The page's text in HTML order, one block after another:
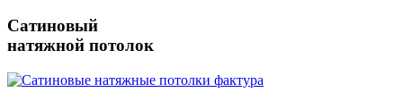
Сатиновый
натяжной потолок